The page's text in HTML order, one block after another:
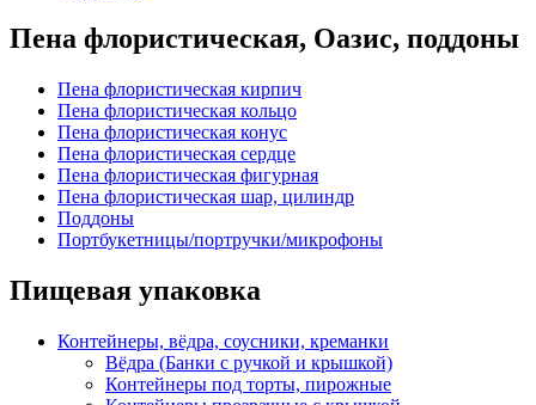
Пена флористическая, Оазис, поддоны
Пена флористическая кирпич
Пена флористическая кольцо
Пена флористическая конус
Пена флористическая сердце
Пена флористическая фигурная
Пена флористическая шар, цилиндр
Поддоны
Портбукетницы/портручки/микрофоны
Пищевая упаковка
Контейнеры, вёдра, соусники, креманки
Вёдра (Банки с ручкой и крышкой)
Контейнеры под торты, пирожные